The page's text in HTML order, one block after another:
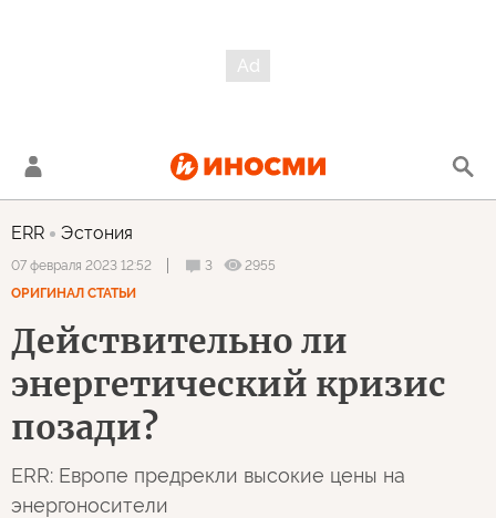
ERR Эстония
07 февраля 2023 12:52 3
2955
ОРИГИНАЛ СТАТЬИ
Действительно ли
энергетический кризис
позади?
ERR: Европе предрекли высокие цены на
энергоносители